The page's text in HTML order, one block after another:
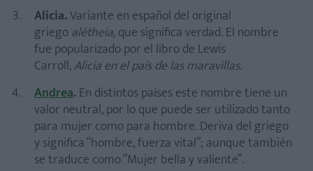
Alicia.Variante en español del original
griegoalétheia,que significa verdad. El nombre
fue popularizado por el libro de Lewis
Carroll,Alicia en el país de las maravillas.
Andrea.En distintos países este nombre tiene un
valor neutral, por lo que puede ser utilizado tanto
para mujer como para hombre. Deriva del griego
y significa “hombre, fuerza vital”; aunque también
se traduce como “Mujer bella y valiente”.